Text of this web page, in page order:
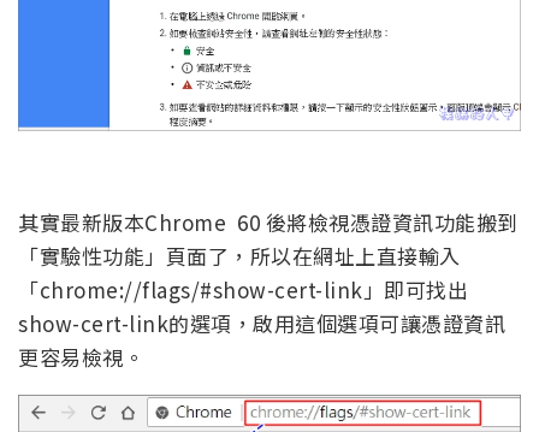
其實最新版本Chrome 60 後將檢視憑證資訊功能搬到
「實驗性功能」頁面了，所以在網址上直接輸入
「chrome://flags/#show-cert-link」即可找出
show-cert-link的選項，啟用這個選項可讓憑證資訊
更容易檢視。